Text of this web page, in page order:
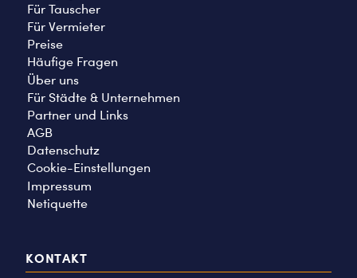
Für Tauscher
Für Vermieter
Preise
Häufige Fragen
Über uns
Für Städte & Unternehmen
Partner und Links
AGB
Datenschutz
Cookie-Einstellungen
Impressum
Netiquette
KONTAKT